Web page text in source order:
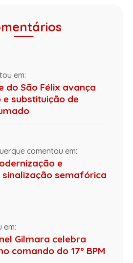
em:
do São Félix avança
substituição de
comentou em:
e
semafórica
em:
Gilmara celebra
comando do 17º BPM